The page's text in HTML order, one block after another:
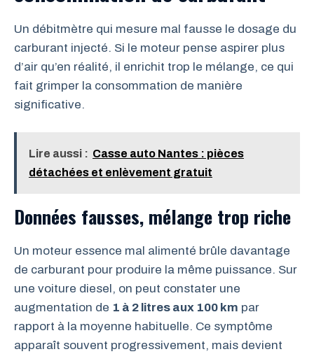
Un débitmètre qui mesure mal fausse le dosage du
carburant injecté. Si le moteur pense aspirer plus
d’air qu’en réalité, il enrichit trop le mélange, ce qui
fait grimper la consommation de manière
significative.
Lire aussi : Casse auto Nantes : pièces
détachées et enlèvement gratuit
Données fausses, mélange trop riche
Un moteur essence mal alimenté brûle davantage
de carburant pour produire la même puissance. Sur
une voiture diesel, on peut constater une
augmentation de 1 à 2 litres aux 100 km par
rapport à la moyenne habituelle. Ce symptôme
apparaît souvent progressivement, mais devient